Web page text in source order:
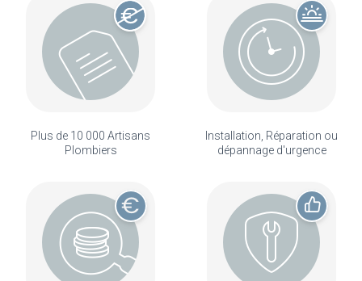
Plus de 10 000 Artisans
Plombiers
Installation, Réparation ou
dépannage d'urgence